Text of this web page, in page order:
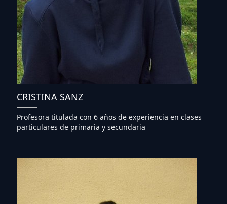
CRISTINA SANZ
Profesora titulada con 6 años de experiencia en clases
particulares de primaria y secundaria